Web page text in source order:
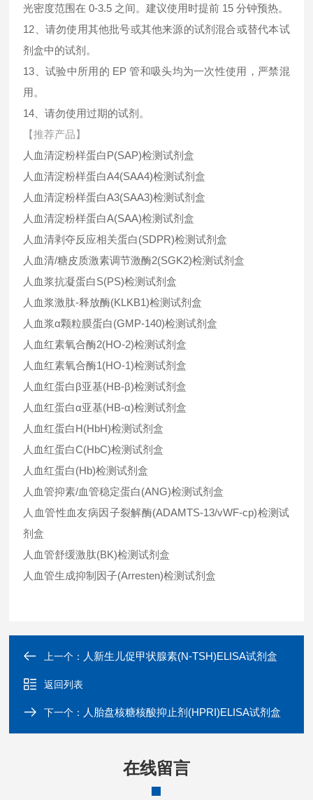
光密度范围在 0-3.5 之间。建议使用时提前 15 分钟预热。
12、请勿使用其他批号或其他来源的试剂混合或替代本试
剂盒中的试剂。
13、试验中所用的 EP 管和吸头均为一次性使用，严禁混
用。
14、请勿使用过期的试剂。
【推荐产品】
人血清淀粉样蛋白P(SAP)检测试剂盒
人血清淀粉样蛋白A4(SAA4)检测试剂盒
人血清淀粉样蛋白A3(SAA3)检测试剂盒
人血清淀粉样蛋白A(SAA)检测试剂盒
人血清剥夺反应相关蛋白(SDPR)检测试剂盒
人血清/糖皮质激素调节激酶2(SGK2)检测试剂盒
人血浆抗凝蛋白S(PS)检测试剂盒
人血浆激肽-释放酶(KLKB1)检测试剂盒
人血浆α颗粒膜蛋白(GMP-140)检测试剂盒
人血红素氧合酶2(HO-2)检测试剂盒
人血红素氧合酶1(HO-1)检测试剂盒
人血红蛋白β亚基(HB-β)检测试剂盒
人血红蛋白α亚基(HB-α)检测试剂盒
人血红蛋白H(HbH)检测试剂盒
人血红蛋白C(HbC)检测试剂盒
人血红蛋白(Hb)检测试剂盒
人血管抑素/血管稳定蛋白(ANG)检测试剂盒
人血管性血友病因子裂解酶(ADAMTS-13/vWF-cp)检测试
剂盒
人血管舒缓激肽(BK)检测试剂盒
人血管生成抑制因子(Arresten)检测试剂盒
上一个： 人新生儿促甲状腺素(N-TSH)ELISA试剂盒
返回列表
下一个： 人胎盘核糖核酸抑止剂(HPRI)ELISA试剂盒
在线留言